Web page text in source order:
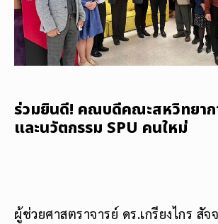
ร่วมยินดี! คณบดีคณะสหวิทยาก
และนวัตกรรม SPU คนใหม่
ผู้ช่วยศาสตราจารย์ ดร.เกรียงไกร